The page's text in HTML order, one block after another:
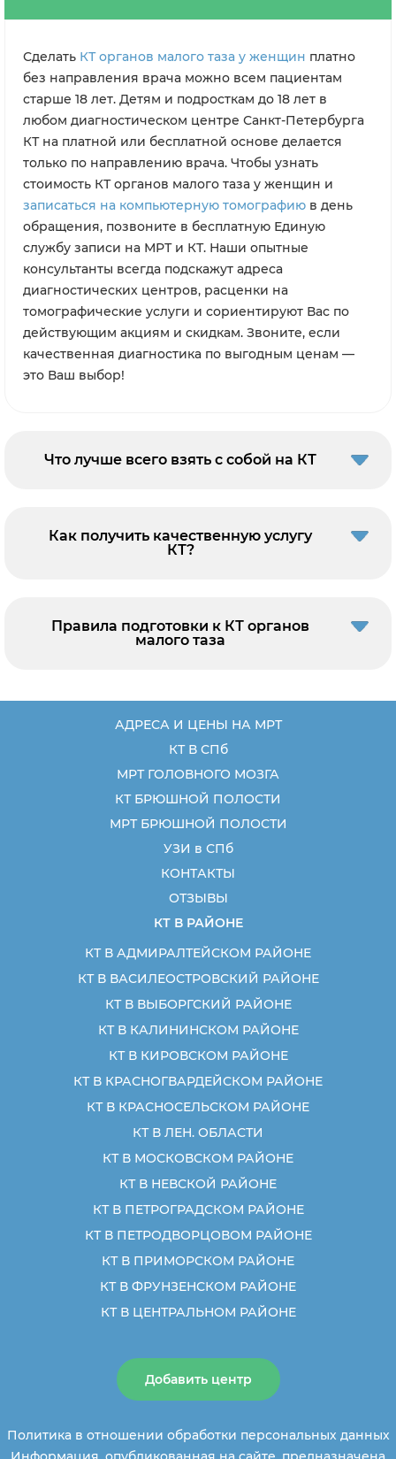
Сделать КТ органов малого таза у женщин платно
без направления врача можно всем пациентам
старше 18 лет. Детям и подросткам до 18 лет в
любом диагностическом центре Санкт-Петербурга
КТ на платной или бесплатной основе делается
только по направлению врача. Чтобы узнать
стоимость КТ органов малого таза у женщин и
записаться на компьютерную томографию в день
обращения, позвоните в бесплатную Единую
службу записи на МРТ и КТ. Наши опытные
консультанты всегда подскажут адреса
диагностических центров, расценки на
томографические услуги и сориентируют Вас по
действующим акциям и скидкам. Звоните, если
качественная диагностика по выгодным ценам —
это Ваш выбор!
Что лучше всего взять с собой на КТ
Как получить качественную услугу
КТ?
Правила подготовки к КТ органов
малого таза
АДРЕСА И ЦЕНЫ НА МРТ
КТ В СПб
МРТ ГОЛОВНОГО МОЗГА
КТ БРЮШНОЙ ПОЛОСТИ
МРТ БРЮШНОЙ ПОЛОСТИ
УЗИ в СПб
КОНТАКТЫ
ОТЗЫВЫ
КТ В РАЙОНЕ
КТ В АДМИРАЛТЕЙСКОМ РАЙОНЕ
КТ В ВАСИЛЕОСТРОВСКИЙ РАЙОНЕ
КТ В ВЫБОРГСКИЙ РАЙОНЕ
КТ В КАЛИНИНСКОМ РАЙОНЕ
КТ В КИРОВСКОМ РАЙОНЕ
КТ В КРАСНОГВАРДЕЙСКОМ РАЙОНЕ
КТ В КРАСНОСЕЛЬСКОМ РАЙОНЕ
КТ В ЛЕН. ОБЛАСТИ
КТ В МОСКОВСКОМ РАЙОНЕ
КТ В НЕВСКОЙ РАЙОНЕ
КТ В ПЕТРОГРАДСКОМ РАЙОНЕ
КТ В ПЕТРОДВОРЦОВОМ РАЙОНЕ
КТ В ПРИМОРСКОМ РАЙОНЕ
КТ В ФРУНЗЕНСКОМ РАЙОНЕ
КТ В ЦЕНТРАЛЬНОМ РАЙОНЕ
Добавить центр
Политика в отношении обработки персональных данных